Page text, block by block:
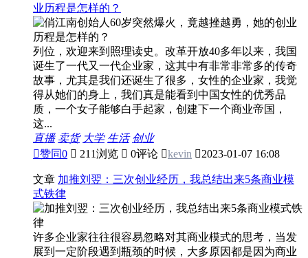
业历程是怎样的？
列位，欢迎来到照理读史。改革开放40多年以来，我国
诞生了一代又一代企业家，这其中有非常非常多的传奇
故事，尤其是我们还诞生了很多，女性的企业家，我觉
得从她们的身上，我们真是能看到中国女性的优秀品
质，一个女子能够白手起家，创建下一个商业帝国，
这...
直播 卖货 大学 生活 创业
赞同0  211浏览  0评论 kevin 2023-01-07 16:08
文章 加推刘翌：三次创业经历，我总结出来5条商业模
式铁律
许多企业家往往很容易忽略对其商业模式的思考，当发
展到一定阶段遇到瓶颈的时候，大多原因都是因为商业